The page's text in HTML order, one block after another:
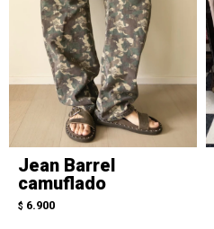
Jean Barrel
camuflado
$ 6.900